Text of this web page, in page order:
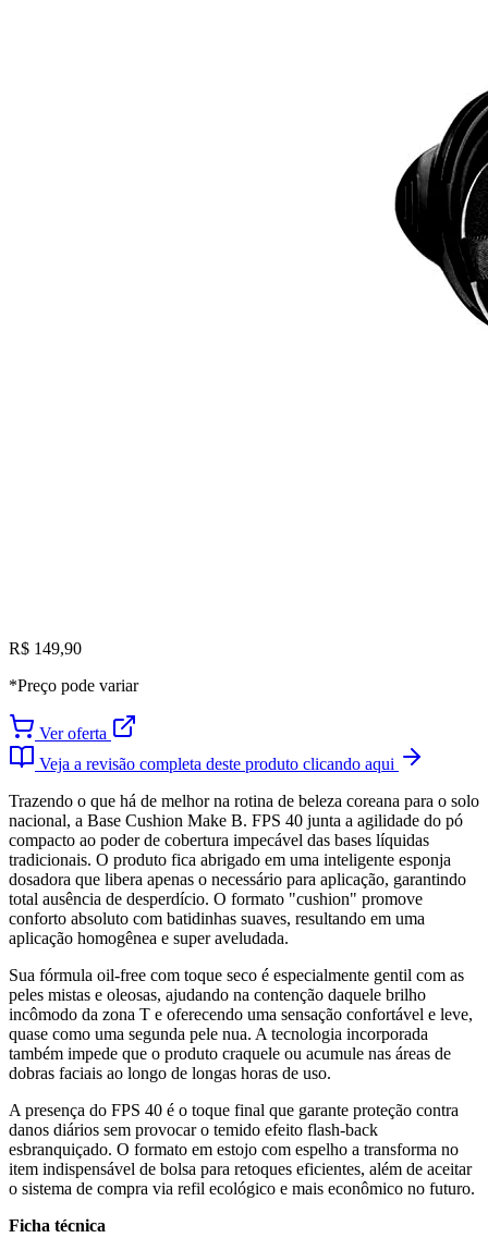
R$ 149,90
*Preço pode variar
Ver oferta
Veja a revisão completa deste produto clicando aqui
Trazendo o que há de melhor na rotina de beleza coreana para o solo
nacional, a Base Cushion Make B. FPS 40 junta a agilidade do pó
compacto ao poder de cobertura impecável das bases líquidas
tradicionais. O produto fica abrigado em uma inteligente esponja
dosadora que libera apenas o necessário para aplicação, garantindo
total ausência de desperdício. O formato "cushion" promove
conforto absoluto com batidinhas suaves, resultando em uma
aplicação homogênea e super aveludada.
Sua fórmula oil-free com toque seco é especialmente gentil com as
peles mistas e oleosas, ajudando na contenção daquele brilho
incômodo da zona T e oferecendo uma sensação confortável e leve,
quase como uma segunda pele nua. A tecnologia incorporada
também impede que o produto craquele ou acumule nas áreas de
dobras faciais ao longo de longas horas de uso.
A presença do FPS 40 é o toque final que garante proteção contra
danos diários sem provocar o temido efeito flash-back
esbranquiçado. O formato em estojo com espelho a transforma no
item indispensável de bolsa para retoques eficientes, além de aceitar
o sistema de compra via refil ecológico e mais econômico no futuro.
Ficha técnica